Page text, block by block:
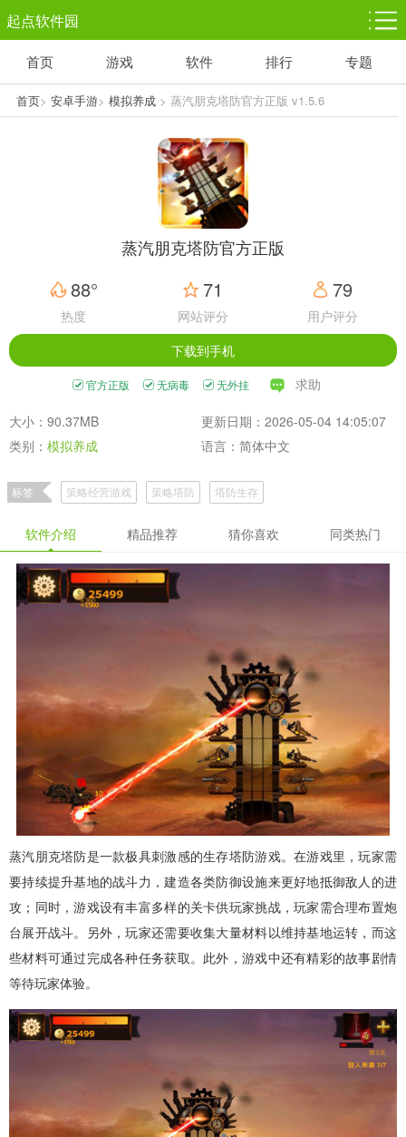
起点软件园
塔防游戏
1千+款游戏
休闲益智
1万+款游戏
体育竞技
5百+款游戏
赛车竞速
3百+款游戏
首页 游戏 软件 排行 专题
首页> 安卓手游> 模拟养成> 蒸汽朋克塔防官方正版 v1.5.6
蒸汽朋克塔防官方正版
88°
热度
71
网站评分
79
用户评分
下载到手机
官方正版 无病毒 无外挂 求助
大小：90.37MB
更新日期：2026-05-04 14:05:07
类别： 模拟养成 语言：简体中文
标签 策略经营游戏 策略塔防 塔防生存
软件介绍 精品推荐 猜你喜欢 同类热门
蒸汽朋克塔防是一款极具刺激感的生存塔防游戏。在游戏里，玩家需
要持续提升基地的战斗力，建造各类防御设施来更好地抵御敌人的进
攻；同时，游戏设有丰富多样的关卡供玩家挑战，玩家需合理布置炮
台展开战斗。另外，玩家还需要收集大量材料以维持基地运转，而这
些材料可通过完成各种任务获取。此外，游戏中还有精彩的故事剧情
等待玩家体验。